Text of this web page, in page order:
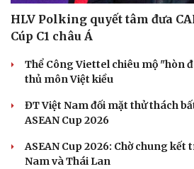
HLV Polking quyết tâm đưa
Cúp C1 châu Á
Thể Công Viettel chiêu mộ "hòn
thủ môn Việt kiều
ĐT Việt Nam đối mặt thử thách
ASEAN Cup 2026
ASEAN Cup 2026: Chờ chung
Nam và Thái Lan